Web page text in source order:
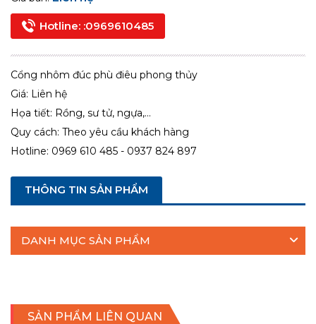
Hotline: :0969610485
Cổng nhôm đúc phù điêu phong thủy
Giá: Liên hệ
Họa tiết: Rồng, sư tử, ngựa,...
Quy cách: Theo yêu cầu khách hàng
Hotline: 0969 610 485 - 0937 824 897
THÔNG TIN SẢN PHẨM
DANH MỤC SẢN PHẨM
SẢN PHẨM LIÊN QUAN